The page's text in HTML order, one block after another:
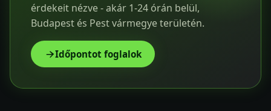
érdekeit nézve - akár 1-24 órán belül,
Budapest és Pest vármegye területén.
Időpontot foglalok